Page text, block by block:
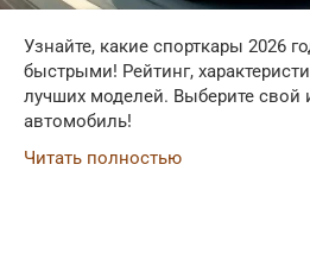
Узнайте, какие спорткары 2026
быстрыми! Рейтинг,
лучших моделей. Выберите свой
автомобиль!
Читать полностью